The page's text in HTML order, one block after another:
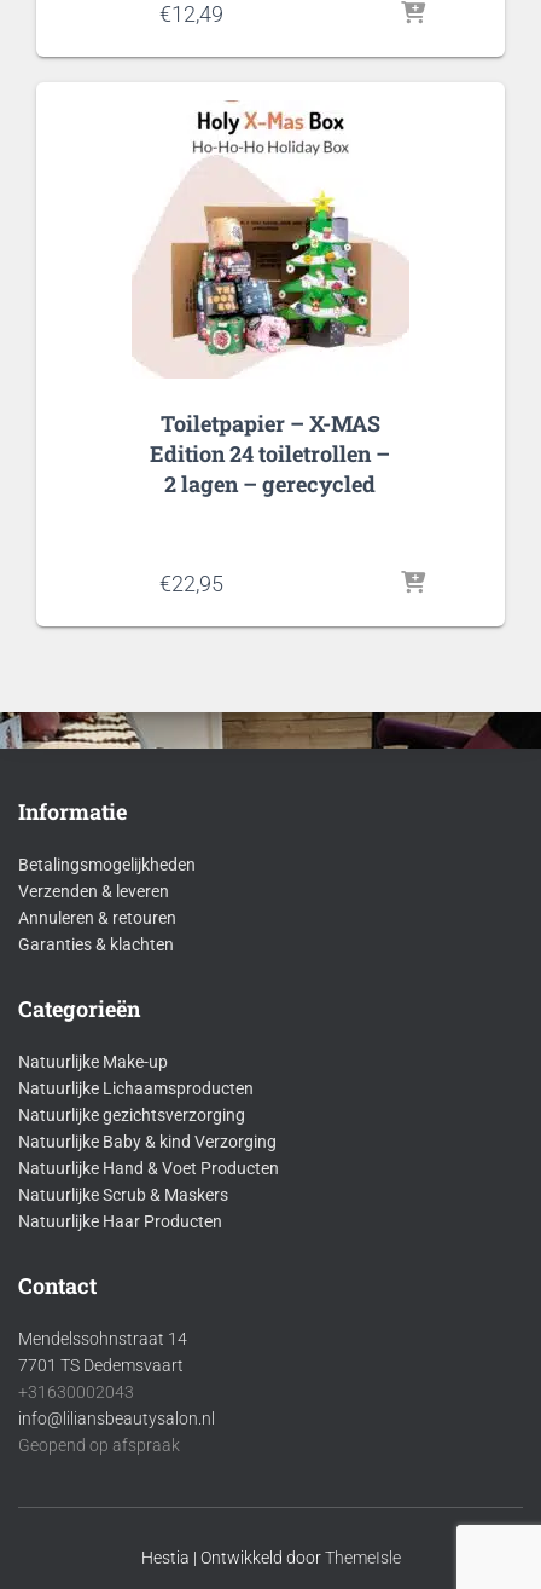
€12,49
Toiletpapier – X-MAS
Edition 24 toiletrollen –
2 lagen – gerecycled
€22,95
Informatie
Betalingsmogelijkheden
Verzenden & leveren
Annuleren & retouren
Garanties & klachten
Categorieën
Natuurlijke Make-up
Natuurlijke Lichaamsproducten
Natuurlijke gezichtsverzorging
Natuurlijke Baby & kind Verzorging
Natuurlijke Hand & Voet Producten
Natuurlijke Scrub & Maskers
Natuurlijke Haar Producten
Contact
Mendelssohnstraat 14
7701 TS Dedemsvaart
+31630002043
info@liliansbeautysalon.nl
Geopend op afspraak
Hestia | Ontwikkeld doorThemeIsle